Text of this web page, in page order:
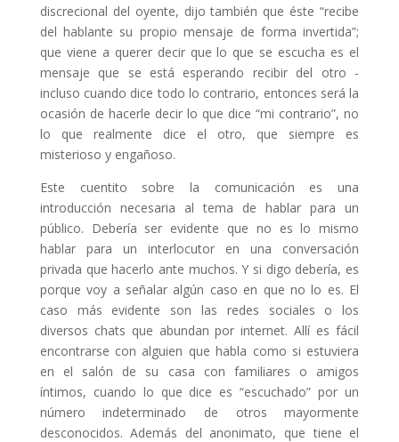
discrecional del oyente, dijo también que éste “recibe
del hablante su propio mensaje de forma invertida”;
que viene a querer decir que lo que se escucha es el
mensaje que se está esperando recibir del otro -
incluso cuando dice todo lo contrario, entonces será la
ocasión de hacerle decir lo que dice “mi contrario”, no
lo que realmente dice el otro, que siempre es
misterioso y engañoso.
Este cuentito sobre la comunicación es una
introducción necesaria al tema de hablar para un
público. Debería ser evidente que no es lo mismo
hablar para un interlocutor en una conversación
privada que hacerlo ante muchos. Y si digo debería, es
porque voy a señalar algún caso en que no lo es. El
caso más evidente son las redes sociales o los
diversos chats que abundan por internet. Allí es fácil
encontrarse con alguien que habla como si estuviera
en el salón de su casa con familiares o amigos
íntimos, cuando lo que dice es “escuchado” por un
número indeterminado de otros mayormente
desconocidos. Además del anonimato, que tiene el